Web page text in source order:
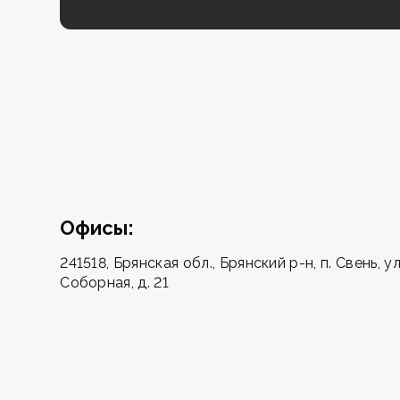
Офисы:
241518, Брянская обл., Брянский р-н, п. Свень,
Соборная, д. 21